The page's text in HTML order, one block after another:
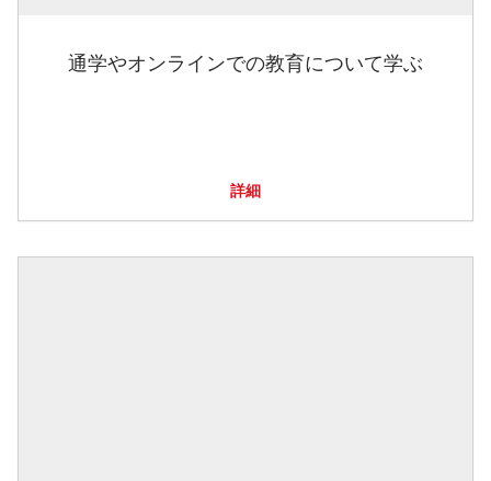
通学やオンラインでの教育について学ぶ
詳細